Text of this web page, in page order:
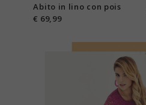
Abito in lino con pois
€ 69,99